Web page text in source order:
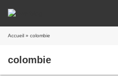
Accueil » colombie
colombie